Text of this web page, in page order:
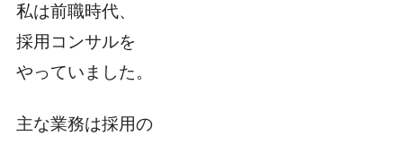
私は前職時代、
採用コンサルを
やっていました。
主な業務は採用の